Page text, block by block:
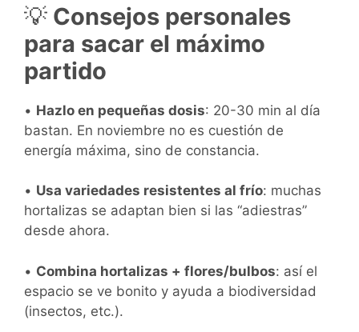
💡 Consejos personales
para sacar el máximo
partido
• Hazlo en pequeñas dosis: 20-30 min al día
bastan. En noviembre no es cuestión de
energía máxima, sino de constancia.
• Usa variedades resistentes al frío: muchas
hortalizas se adaptan bien si las “adiestras”
desde ahora.
• Combina hortalizas + flores/bulbos: así el
espacio se ve bonito y ayuda a biodiversidad
(insectos, etc.).